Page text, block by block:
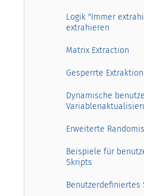
Logik "Immer
extrahieren
Matrix Extraction
Gesperrte Extraktion
Dynamische
Erweiterte
Beispiele für
Skripts
Benutzerdefiniertes